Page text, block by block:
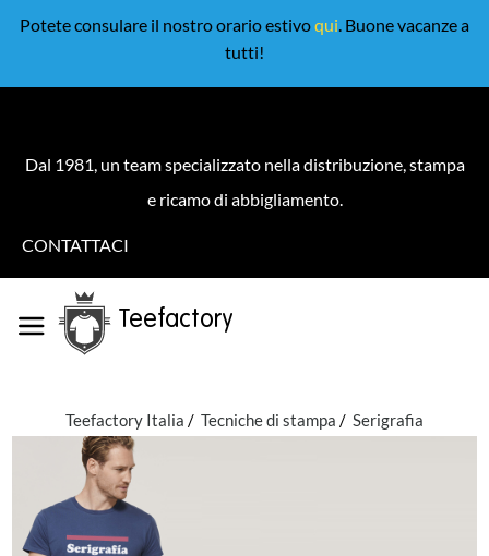
Potete consulare il nostro orario estivoqui. Buone vacanze a
tutti!
Dal 1981, un team specializzato nella distribuzione, stampa
e ricamo di abbigliamento.
CONTATTACI
Teefactory
Teefactory Italia Tecniche di stampa Serigrafia